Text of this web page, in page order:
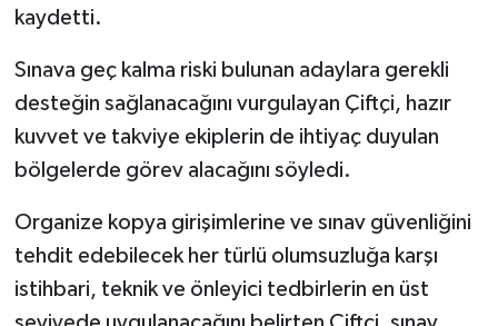
kaydetti.
Sınava geç kalma riski bulunan adaylara gerekli
desteğin sağlanacağını vurgulayan Çiftçi, hazır
kuvvet ve takviye ekiplerin de ihtiyaç duyulan
bölgelerde görev alacağını söyledi.
Organize kopya girişimlerine ve sınav güvenliğini
tehdit edebilecek her türlü olumsuzluğa karşı
istihbari, teknik ve önleyici tedbirlerin en üst